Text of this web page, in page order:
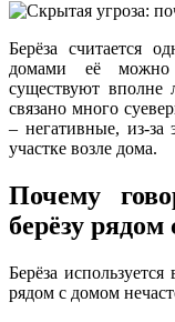
Берёза считается
домами её можно
существуют вполне
связано много
– негативные, из-за
участке возле дома.
Почему
берёзу
Берёза
рядом с домом